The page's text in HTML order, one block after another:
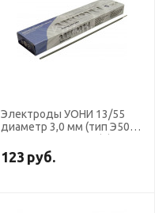
Электроды УОНИ 13/55
диаметр 3,0 мм (тип Э50А,
3 кг, Ротекс)
123 руб.